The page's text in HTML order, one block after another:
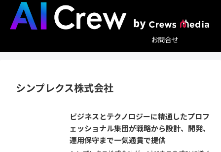
お問合せ
シンプレクス株式会社
ビジネスとテクノロジーに精通したプロフ
ェッショナル集団が戦略から設計、開発、
運用保守まで一気通貫で提供